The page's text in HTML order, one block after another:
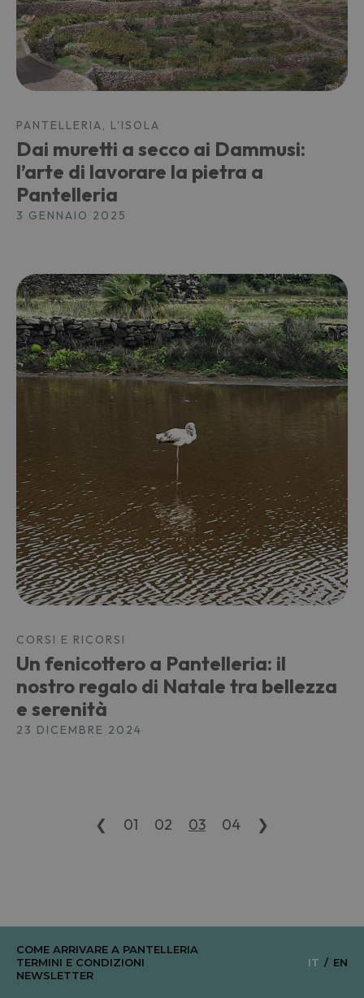
PANTELLERIA, L'ISOLA
Dai muretti a secco ai Dammusi:
l’arte di lavorare la pietra a
Pantelleria
3 GENNAIO 2025
CORSI E RICORSI
Un fenicottero a Pantelleria: il
nostro regalo di Natale tra bellezza
e serenità
23 DICEMBRE 2024
❮ 01 02 03 04 ❯
COME ARRIVARE A PANTELLERIA
TERMINI E CONDIZIONI
NEWSLETTER
IT EN